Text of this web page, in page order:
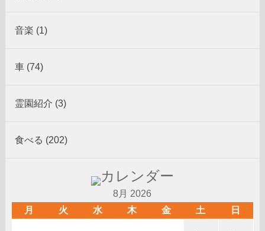
音楽 (1)
車 (74)
霊園紹介 (3)
食べる (202)
8月 2026
月
火 水 木 金 土 日